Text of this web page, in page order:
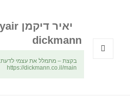
יאיר דיקמן yair
dickmann
בקצת – מתמלל את עצמי
https://dickmann.co.il/main